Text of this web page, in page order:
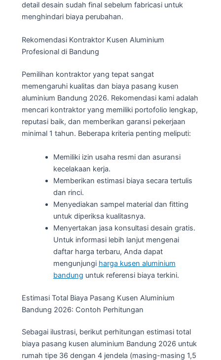
detail desain sudah final sebelum fabricasi untuk
menghindari biaya perubahan.
Rekomendasi Kontraktor Kusen Aluminium
Profesional di Bandung
Pemilihan kontraktor yang tepat sangat
memengaruhi kualitas dan biaya pasang kusen
aluminium Bandung 2026. Rekomendasi kami adalah
mencari kontraktor yang memiliki portofolio lengkap,
reputasi baik, dan memberikan garansi pekerjaan
minimal 1 tahun. Beberapa kriteria penting meliputi:
Memiliki izin usaha resmi dan asuransi
kecelakaan kerja.
Memberikan estimasi biaya secara tertulis
dan rinci.
Menyediakan sampel material dan fitting
untuk diperiksa kualitasnya.
Menyertakan jasa konsultasi desain gratis.
Untuk informasi lebih lanjut mengenai
daftar harga terbaru, Anda dapat
mengunjungi harga kusen aluminium
bandung untuk referensi biaya terkini.
Estimasi Total Biaya Pasang Kusen Aluminium
Bandung 2026: Contoh Perhitungan
Sebagai ilustrasi, berikut perhitungan estimasi total
biaya pasang kusen aluminium Bandung 2026 untuk
rumah tipe 36 dengan 4 jendela (masing-masing 1,5